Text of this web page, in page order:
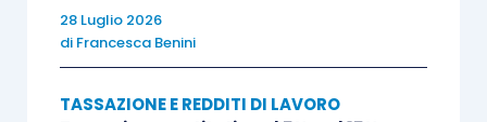
in applicazione della legislazione sulla sicurezza
sociale. Le prime sono generalmente imponibili
seconde possono essere assoggettate a
28 Luglio 2026
di Francesca Benini
TASSAZIONE E REDDITI DI LAVORO